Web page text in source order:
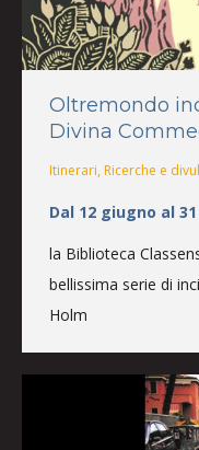
Oltremondo
Divina
Itinerari, Ricerche e
Dal 12 giugno al
la Biblioteca
bellissima serie di
Holm